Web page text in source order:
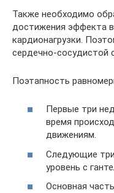
Также необходимо
достижения эффекта
кардионагрузки.
сердечно-сосудистой
Поэтапность
Первые три
время
движениям.
Следующие
уровень с
Основная